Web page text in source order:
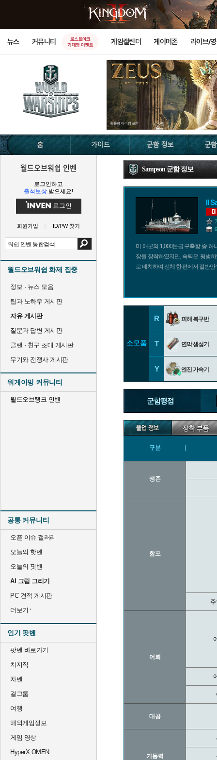
뉴스 커뮤니티
로스트아크
기대평 이벤트
게임캘린더 게이머존 라이브/
월드오브워쉽 인벤
로그인하고
출석보상 받으세요!
로그인
회원가입 ID/PW 찾기
월드오브워쉽 화제 집중
정보 · 뉴스 모음
팁과 노하우 게시판
자유 게시판
질문과 답변 게시판
클랜 · 친구 초대 게시판
무기와 전쟁사 게시판
워게이밍 커뮤니티
월드오브탱크 인벤
공통 커뮤니티
오픈 이슈 갤러리
오늘의 핫벤
오늘의 팟벤
AI 그림 그리기
PC 견적 게시판
더보기
인기 팟벤
팟벤 바로가기
치지직
차벤
걸그룹
여행
해외게임정보
게임 영상
HyperX OMEN
Sampson 군함 정보
II
미 해군의 1,000톤급 구축함 중 하
장을 장착하였지만, 속력은 평범
로 배치하여 선체 한 편에서 절반만
소모품
R 피해 복구반
T 연막 생성기
Y 엔진 가속기
구분
생존
함포
어뢰
대공
기동력